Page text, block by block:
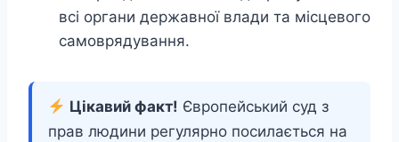
всі органи державної влади та місцевого
самоврядування.
Цікавий факт! Європейський суд з
прав людини регулярно посилається на